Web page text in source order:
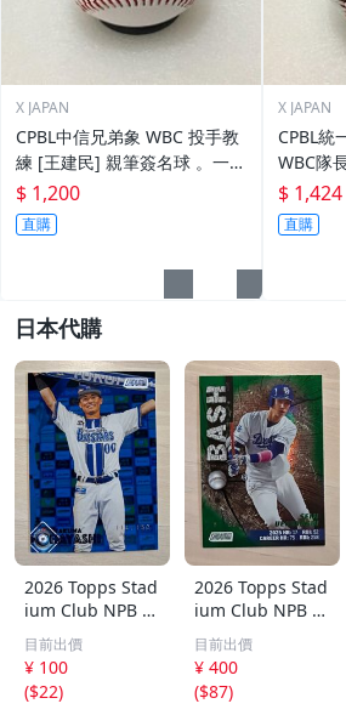
X JAPAN
CPBL中信兄弟象 WBC 投手教
練 [王建民] 親筆簽名球 。一般
空白簽名棒球上.1
$ 1,200
直購
X JAPAN
CPBL統
WBC隊
球。一
$ 1,424
直購
日本代購
2026 Topps Stad
ium Club NPB 林
琢真 横浜DeNAベ
イスターズ 150枚
限定 シリアルカ
ード
目前出價
¥ 100
($22)
2026 Topps Stad
ium Club NPB 上
林誠知 BASH 99
シリ パラレルカ
ード 中日ドラゴ
ンズ
目前出價
¥ 400
($87)